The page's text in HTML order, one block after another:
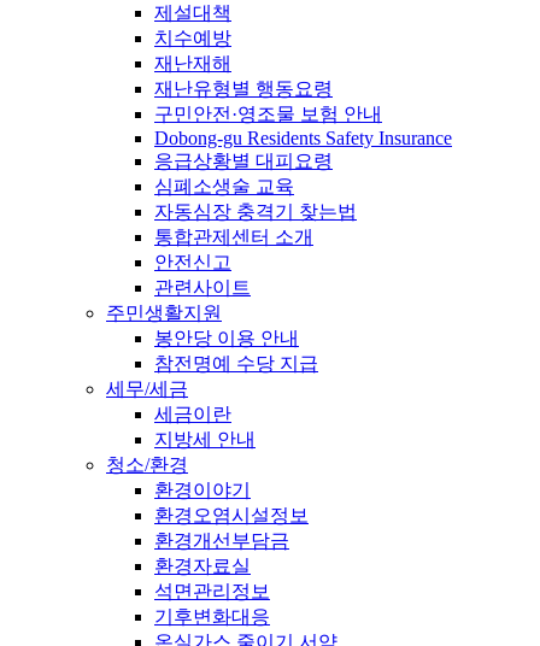
제설대책
치수예방
재난재해
재난유형별 행동요령
구민안전·영조물 보험 안내
Dobong-gu Residents Safety Insurance
응급상황별 대피요령
심폐소생술 교육
자동심장 충격기 찾는법
통합관제센터 소개
안전신고
관련사이트
주민생활지원
봉안당 이용 안내
참전명예 수당 지급
세무/세금
세금이란
지방세 안내
청소/환경
환경이야기
환경오염시설정보
환경개선부담금
환경자료실
석면관리정보
기후변화대응
온실가스 줄이기 서약